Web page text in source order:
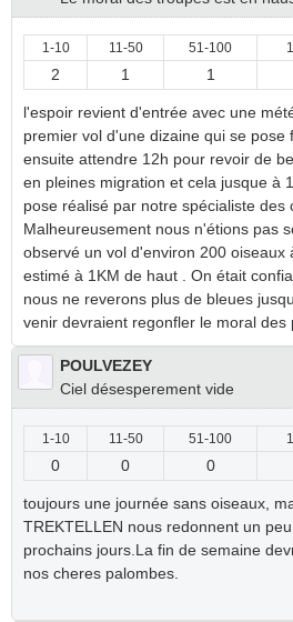
1-10 11-50 51-100
2 1 1
l'espoir revient d'entrée avec une
premier vol d'une dizaine qui se pose
ensuite attendre 12h pour revoir de
en pleines migration et cela jusque à
pose réalisé par notre spécialiste des
Malheureusement nous n'étions pas
observé un vol d'environ 200 oiseaux
estimé à 1KM de haut . On était
nous ne reverons plus de bleues
venir devraient regonfler le moral des
POULVEZEY
Ciel désesperement vide
1-10 11-50 51-100
0 0 0
toujours une journée sans oiseaux,
TREKTELLEN nous redonnent un
prochains jours.La fin de semaine
nos cheres palombes.